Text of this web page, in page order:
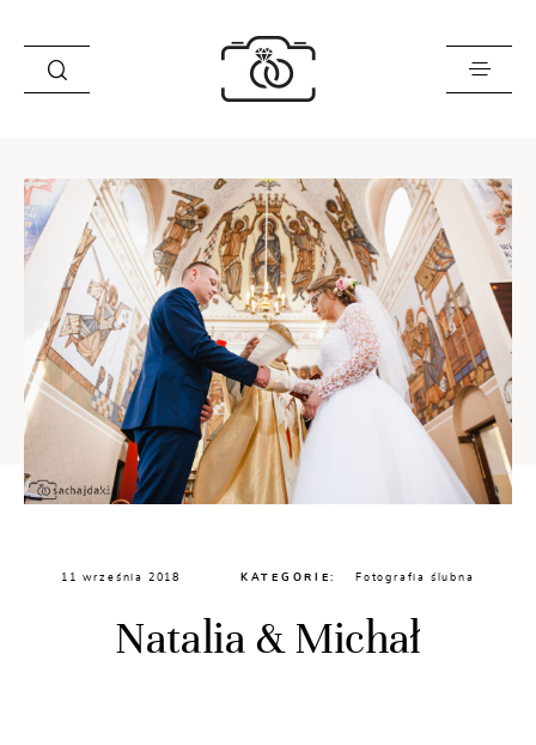
Historie
Opinie
Oferta
O mnie
Blog
Sklep
Kontakt
11 września 2018 KATEGORIE: Fotografia ślubna
Natalia & Michał